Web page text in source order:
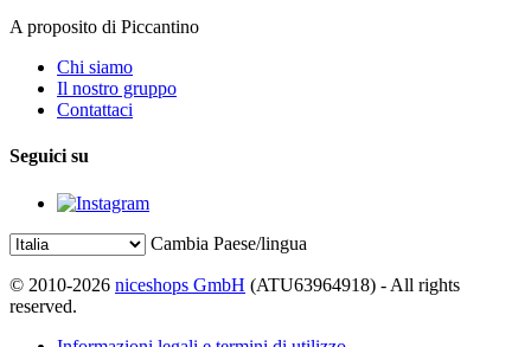
A proposito di Piccantino
Chi siamo
Il nostro gruppo
Contattaci
Seguici su
Cambia Paese/lingua
© 2010-2026 niceshops GmbH (ATU63964918) - All rights
reserved.